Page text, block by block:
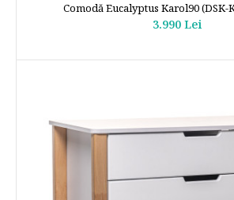
Comodă Eucalyptus Karol90 (DSK-
3.990 Lei